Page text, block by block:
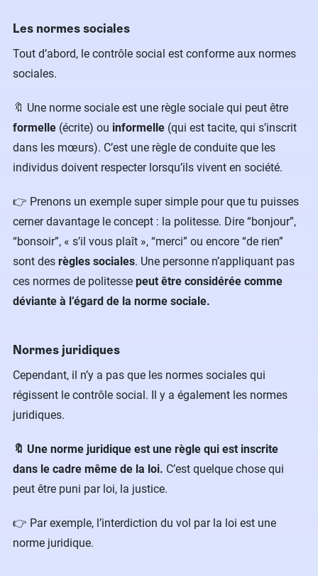
Les normes sociales
Tout d’abord, le contrôle social est conforme aux normes
sociales.
🔖 Une norme sociale est une règle sociale qui peut être
formelle (écrite) ou informelle (qui est tacite, qui s’inscrit
dans les mœurs). C’est une règle de conduite que les
individus doivent respecter lorsqu’ils vivent en société.
👉 Prenons un exemple super simple pour que tu puisses
cerner davantage le concept : la politesse. Dire “bonjour”,
“bonsoir”, « s’il vous plaît », “merci” ou encore “de rien”
sont des règles sociales. Une personne n’appliquant pas
ces normes de politesse peut être considérée comme
déviante à l’égard de la norme sociale.
Normes juridiques
Cependant, il n’y a pas que les normes sociales qui
régissent le contrôle social. Il y a également les normes
juridiques.
🔖 Une norme juridique est une règle qui est inscrite
dans le cadre même de la loi. C’est quelque chose qui
peut être puni par loi, la justice.
👉 Par exemple, l’interdiction du vol par la loi est une
norme juridique.